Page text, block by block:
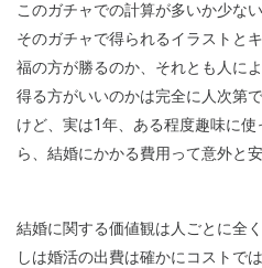
このガチャでの計算が多いか少な
そのガチャで得られるイラストと
福の方が勝るのか、それとも人に
得る方がいいのかは完全に人次第で
けど、実は1年、ある程度趣味に
ら、結婚にかかる費用って意外と安
結婚に関する価値観は人ごとに全
しは婚活の出費は確かにコストで